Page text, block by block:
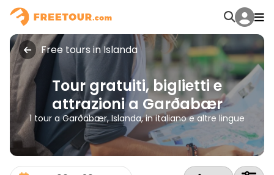
Free tours in Islanda
Tour gratuiti, biglietti e
attrazioni a Garðabær
1 tour a Garðabær, Islanda, in italiano e altre lingue